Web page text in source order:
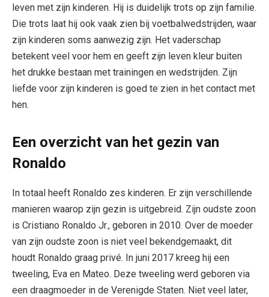
leven met zijn kinderen. Hij is duidelijk trots op zijn familie.
Die trots laat hij ook vaak zien bij voetbalwedstrijden, waar
zijn kinderen soms aanwezig zijn. Het vaderschap
betekent veel voor hem en geeft zijn leven kleur buiten
het drukke bestaan met trainingen en wedstrijden. Zijn
liefde voor zijn kinderen is goed te zien in het contact met
hen.
Een overzicht van het gezin van
Ronaldo
In totaal heeft Ronaldo zes kinderen. Er zijn verschillende
manieren waarop zijn gezin is uitgebreid. Zijn oudste zoon
is Cristiano Ronaldo Jr., geboren in 2010. Over de moeder
van zijn oudste zoon is niet veel bekendgemaakt, dit
houdt Ronaldo graag privé. In juni 2017 kreeg hij een
tweeling, Eva en Mateo. Deze tweeling werd geboren via
een draagmoeder in de Verenigde Staten. Niet veel later,